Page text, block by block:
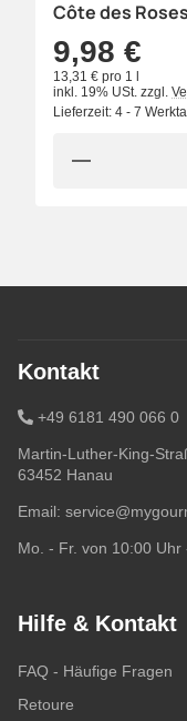
Côte des
9,98 €
13,31 € pro 1 l
inkl. 19% USt. zzgl.
Lieferzeit: 4 - 7
Kontakt
+49 6181 490 066 0
Martin-Luther-King-
63452 Hanau
Email:
Mo. - Fr. von 10:00 Uhr
Hilfe & Kontakt
FAQ - Häufige Fragen
Retoure